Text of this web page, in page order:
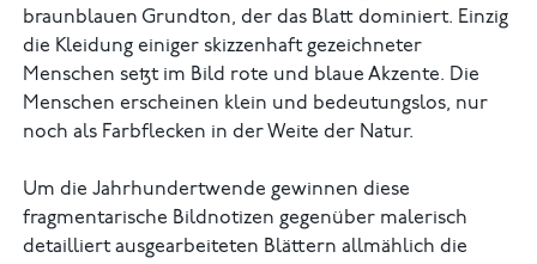
braunblauen Grundton, der das Blatt dominiert. Einzig
die Kleidung einiger skizzenhaft gezeichneter
Menschen setzt im Bild rote und blaue Akzente. Die
Menschen erscheinen klein und bedeutungslos, nur
noch als Farbflecken in der Weite der Natur.
Um die Jahrhundertwende gewinnen diese
fragmentarische Bildnotizen gegenüber malerisch
detailliert ausgearbeiteten Blättern allmählich die